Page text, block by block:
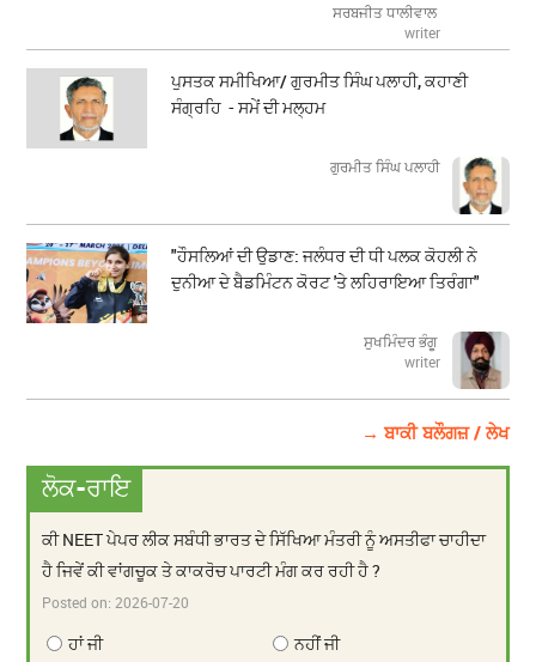
ਸਰਬਜੀਤ ਧਾਲੀਵਾਲ
writer
ਪੁਸਤਕ ਸਮੀਖਿਆ/ ਗੁਰਮੀਤ ਸਿੰਘ ਪਲਾਹੀ, ਕਹਾਣੀ
ਸੰਗ੍ਰਹਿ - ਸਮੇਂ ਦੀ ਮਲ੍ਹਮ
ਗੁਰਮੀਤ ਸਿੰਘ ਪਲਾਹੀ
"ਹੌਸਲਿਆਂ ਦੀ ਉਡਾਣ: ਜਲੰਧਰ ਦੀ ਧੀ ਪਲਕ ਕੋਹਲੀ ਨੇ
ਦੁਨੀਆ ਦੇ ਬੈਡਮਿੰਟਨ ਕੋਰਟ 'ਤੇ ਲਹਿਰਾਇਆ ਤਿਰੰਗਾ"
ਸੁਖਮਿੰਦਰ ਭੰਗੂ
writer
→ ਬਾਕੀ ਬਲੌਗਜ਼ / ਲੇਖ
ਲੋਕ-ਰਾਇ
ਕੀ NEET ਪੇਪਰ ਲੀਕ ਸਬੰਧੀ ਭਾਰਤ ਦੇ ਸਿੱਖਿਆ ਮੰਤਰੀ ਨੂੰ ਅਸਤੀਫਾ ਚਾਹੀਦਾ
ਹੈ ਜਿਵੇਂ ਕੀ ਵਾਂਗਚੂਕ ਤੇ ਕਾਕਰੋਚ ਪਾਰਟੀ ਮੰਗ ਕਰ ਰਹੀ ਹੈ ?
Posted on:2026-07-20
ਹਾਂ ਜੀ ਨਹੀਂ ਜੀ